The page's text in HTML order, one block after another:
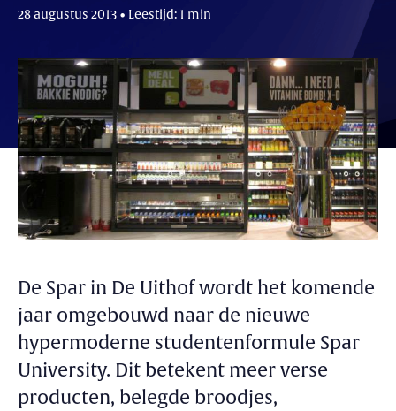
28 augustus 2013 • Leestijd: 1 min
De Spar in De Uithof wordt het komende
jaar omgebouwd naar de nieuwe
hypermoderne studentenformule Spar
University. Dit betekent meer verse
producten, belegde broodjes,